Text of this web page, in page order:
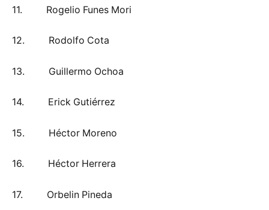
11. Rogelio Funes Mori
12. Rodolfo Cota
13. Guillermo Ochoa
14. Erick Gutiérrez
15. Héctor Moreno
16. Héctor Herrera
17. Orbelin Pineda